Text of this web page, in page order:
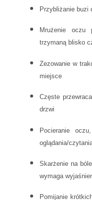
Przybliżanie buzi
Mrużenie
trzymaną blisko
Zezowanie w
miejsce
Częste
drzwi
Pocieranie
oglądania/
Skarżenie na
wymaga
Pomijanie